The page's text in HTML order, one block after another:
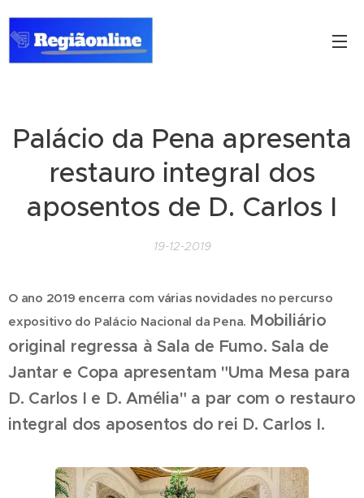
Palácio da Pena apresenta
restauro integral dos
aposentos de D. Carlos I
19-12-2019
O ano 2019 encerra com várias novidades no percurso
expositivo do Palácio Nacional da Pena. Mobiliário
original regressa à Sala de Fumo.Sala de
Jantar e Copa apresentam "Uma Mesa para
D. Carlos I e D. Amélia" a par com o restauro
integral dos aposentos do rei D. Carlos I.